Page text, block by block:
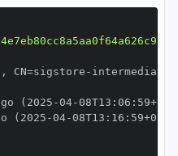
, CN=sigstore -
(2025 -04-08T13 : 06 : 59+00
(2025 -04-08T13 : 16 : 59+00